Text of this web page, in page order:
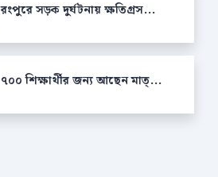
রংপুরে সড়ক দুর্ঘটনায় ক্ষতিগ্রস...
৭০০ শিক্ষার্থীর জন্য আছেন মাত্...